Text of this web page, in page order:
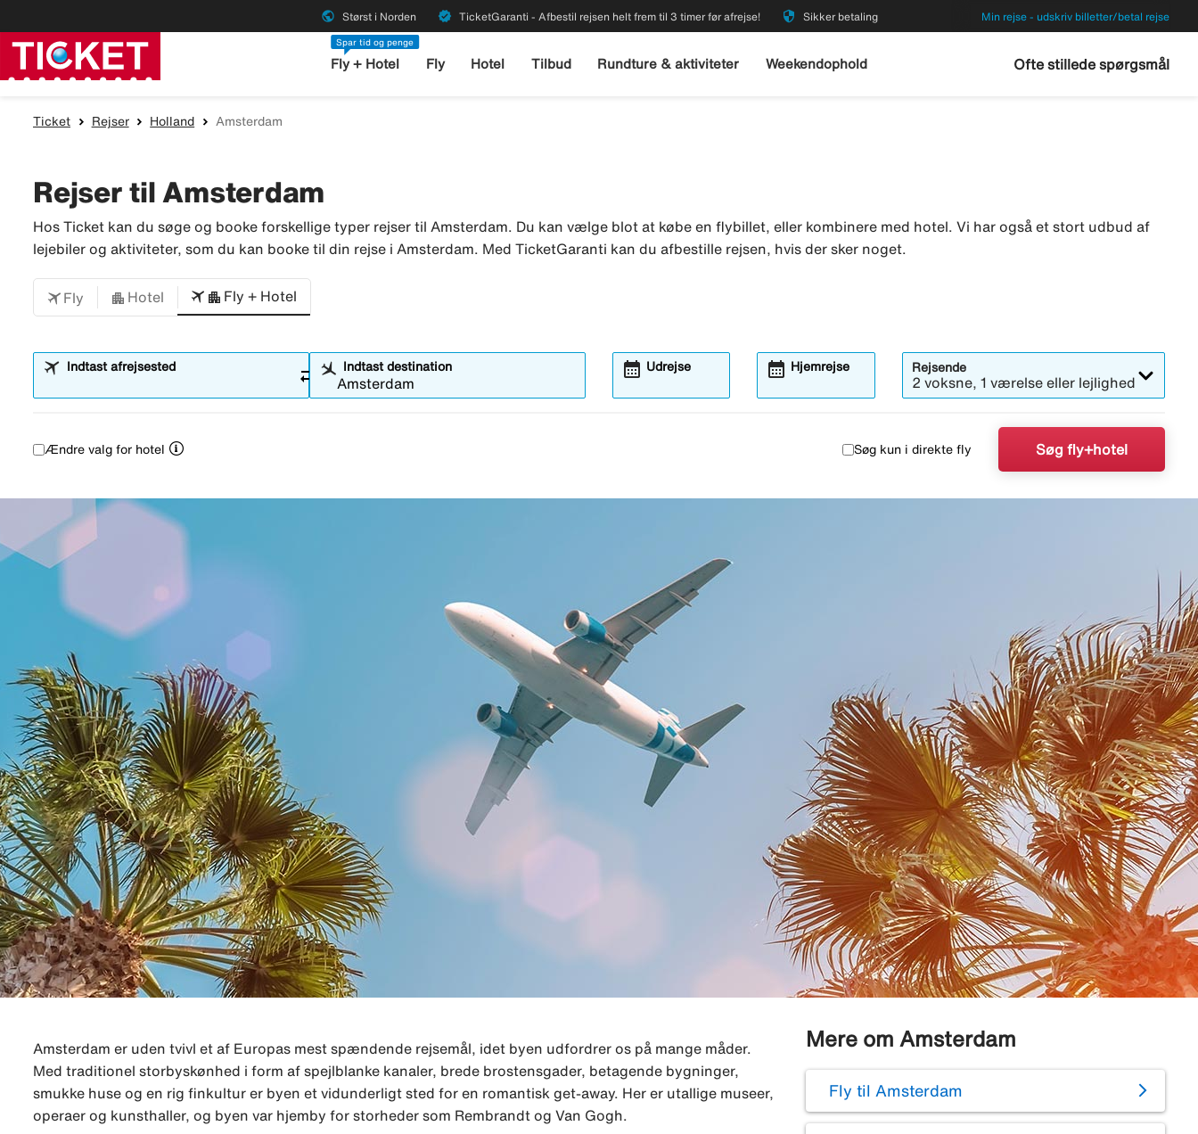
public Størst i Norden verified TicketGaranti - Afbestil rejsen helt frem til 3 timer før afrejse! security Sikker betaling Min rejse - udskriv billetter/betal rejse
Spar tid og penge
Fly + Hotel Fly Hotel Tilbud Rundture & aktiviteter Weekendophold Ofte stillede spørgsmål
Ticket Rejser Holland Amsterdam
Rejser til Amsterdam
Hos Ticket kan du søge og booke forskellige typer rejser til Amsterdam. Du kan vælge blot at købe en flybillet, eller kombinere med hotel. Vi har også et stort udbud af
lejebiler og aktiviteter, som du kan booke til din rejse i Amsterdam. Med TicketGaranti kan du afbestille rejsen, hvis der sker noget.
Fly Hotel Fly + Hotel
Indtast afrejsested sync_alt Indtast destination Udrejse
calendar_month Hjemrejse
calendar_month Rejsende
2 voksne, 1 værelse eller lejlighed
Ændre valg for hotel Søg kun i direkte fly Søg fly+hotel
Amsterdam er uden tvivl et af Europas mest spændende rejsemål, idet byen udfordrer os på mange måder.
Med traditionel storbyskønhed i form af spejlblanke kanaler, brede brostensgader, betagende bygninger,
smukke huse og en rig finkultur er byen et vidunderligt sted for en romantisk get-away. Her er utallige museer,
operaer og kunsthaller, og byen var hjemby for storheder som Rembrandt og Van Gogh.
Mere om Amsterdam
Fly til Amsterdam